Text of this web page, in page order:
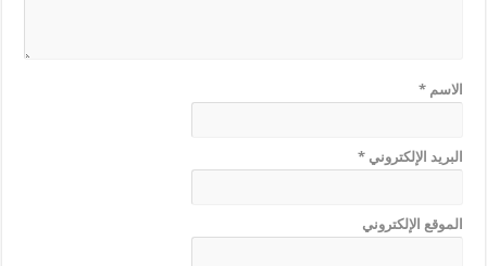
الاسم*
البريد الإلكتروني*
الموقع الإلكتروني